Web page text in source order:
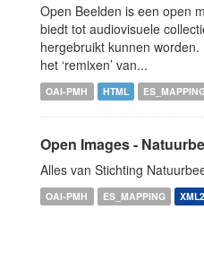
Open Beelden is een open
biedt tot audiovisuele
hergebruikt kunnen
het ‘remixen’ van...
OAI-PMH HTML
Open Images -
Alles van Stichting
OAI-PMH ES_MAPPING